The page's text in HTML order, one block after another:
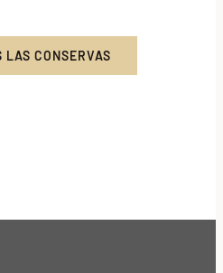
LAS CONSERVAS